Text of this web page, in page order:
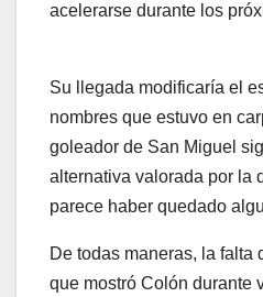
acelerarse durante los
Su llegada modificaría el
nombres que estuvo en
goleador de San Miguel
alternativa valorada por la
parece haber quedado
De todas maneras, la falta
que mostró Colón durante